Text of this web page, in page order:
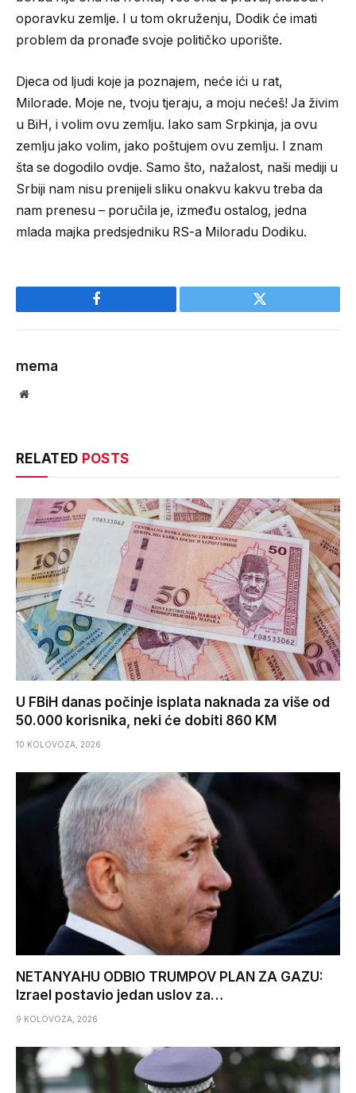
oporavku zemlje. I u tom okruženju, Dodik će imati
problem da pronađe svoje političko uporište.
Djeca od ljudi koje ja poznajem, neće ići u rat,
Milorade. Moje ne, tvoju tjeraju, a moju nećeš! Ja živim
u BiH, i volim ovu zemlju. Iako sam Srpkinja, ja ovu
zemlju jako volim, jako poštujem ovu zemlju. I znam
šta se dogodilo ovdje. Samo što, nažalost, naši mediji u
Srbiji nam nisu prenijeli sliku onakvu kakvu treba da
nam prenesu – poručila je, između ostalog, jedna
mlada majka predsjedniku RS-a Miloradu Dodiku.
Facebook Twitter
mema
Website
RELATED POSTS
U FBiH danas počinje isplata naknada za više od
50.000 korisnika, neki će dobiti 860 KM
10 KOLOVOZA, 2026
NETANYAHU ODBIO TRUMPOV PLAN ZA GAZU:
Izrael postavio jedan uslov za…
9 KOLOVOZA, 2026